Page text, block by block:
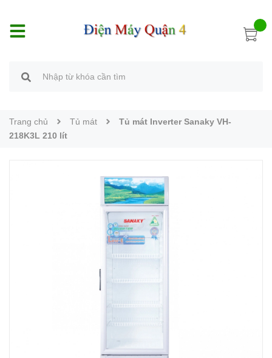
Trang chủ Tủ mát
Tủ mát Inverter Sanaky VH-
218K3L 210 lít